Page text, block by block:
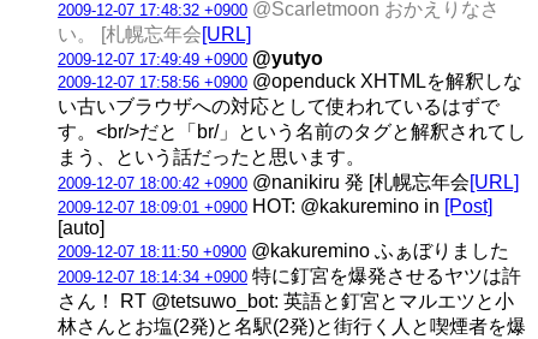
2009-12-07 17:48:32 +0900 @Scarletmoon おかえりなさ
い。 [札幌忘年会[URL]
2009-12-07 17:49:49 +0900 @yutyo
2009-12-07 17:58:56 +0900 @openduck XHTMLを解釈しな
い古いブラウザへの対応として使われているはずで
す。<br/>だと「br/」という名前のタグと解釈されてし
まう、という話だったと思います。
2009-12-07 18:00:42 +0900 @nanikiru 発 [札幌忘年会[URL]
2009-12-07 18:09:01 +0900 HOT: @kakuremino in [Post]
[auto]
2009-12-07 18:11:50 +0900 @kakuremino ふぁぼりました
2009-12-07 18:14:34 +0900 特に釘宮を爆発させるヤツは許
さん！ RT @tetsuwo_bot: 英語と釘宮とマルエツと小
林さんとお塩(2発)と名駅(2発)と街行く人と喫煙者を爆